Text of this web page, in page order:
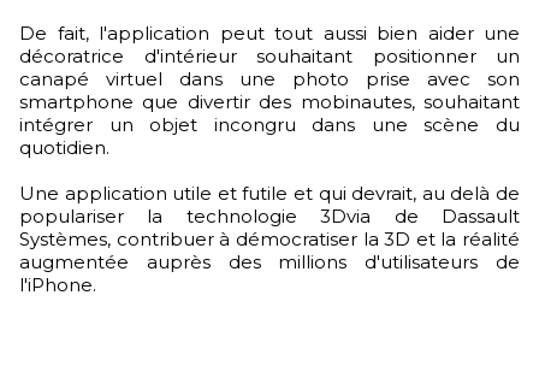
De fait, l'application peut tout aussi bien aider une
décoratrice d'intérieur souhaitant positionner un
canapé virtuel dans une photo prise avec son
smartphone que divertir des mobinautes, souhaitant
intégrer un objet incongru dans une scène du
quotidien.
Une application utile et futile et qui devrait, au delà de
populariser la technologie 3Dvia de Dassault
Systèmes, contribuer à démocratiser la 3D et la réalité
augmentée auprès des millions d'utilisateurs de
l'iPhone.